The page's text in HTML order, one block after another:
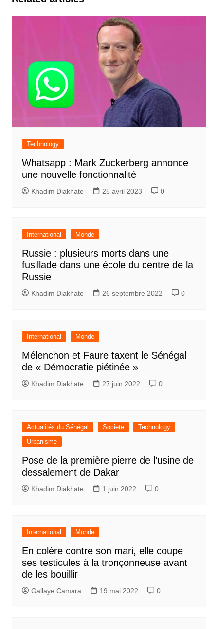
Technology
Whatsapp : Mark Zuckerberg annonce
une nouvelle fonctionnalité
Khadim Diakhate 25 avril 2023 0
International Monde
Russie : plusieurs morts dans une
fusillade dans une école du centre de la
Russie
Khadim Diakhate 26 septembre 2022 0
International Monde
Mélenchon et Faure taxent le Sénégal
de « Démocratie piétinée »
Khadim Diakhate 27 juin 2022 0
Actualités du Sénégal Societe
Technology
Urbanisme
Pose de la première pierre de l’usine de
dessalement de Dakar
Khadim Diakhate 1 juin 2022 0
International Monde
En colère contre son mari, elle coupe
ses testicules à la tronçonneuse avant
de les bouillir
Gallaye Camara 19 mai 2022 0